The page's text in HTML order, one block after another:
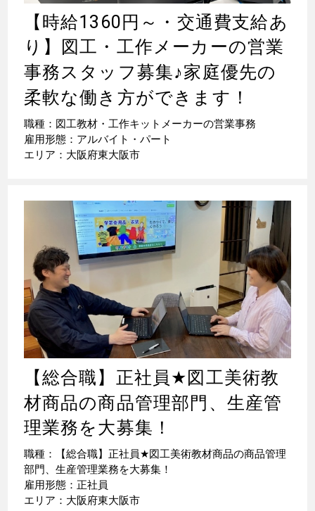
【時給1360円～・交通費支給あ
り】図工・工作メーカーの営業
事務スタッフ募集♪家庭優先の
柔軟な働き方ができます！
職種：図工教材・工作キットメーカーの営業事務
雇用形態：アルバイト・パート
エリア：大阪府東大阪市
【総合職】正社員 ★図工美術教
材商品の商品管理部門、生産管
理業務を大募集！
職種：【総合職】正社員★図工美術教材商品の商品管理
部門、生産管理業務を大募集！
雇用形態：正社員
エリア：大阪府東大阪市